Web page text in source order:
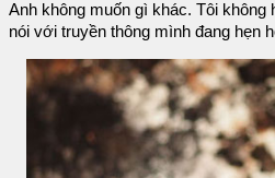
Anh không muốn gì khác. Tôi
nói với truyền thông mình đang hẹn